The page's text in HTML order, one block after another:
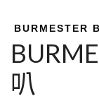
BURMESTER
叭